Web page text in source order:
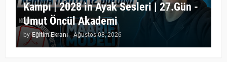
Kampı | 2028 in Ayak Sesleri | 27.Gün -
Umut Öncül Akademi
by Eğitim Ekranı - Ağustos 08, 2026